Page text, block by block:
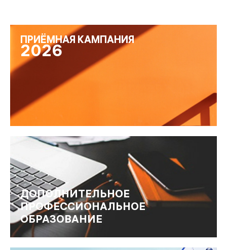
ПРИЁМНАЯ КАМПАНИЯ
2026
ДОПОЛНИТЕЛЬНОЕ
ПРОФЕССИОНАЛЬНОЕ
ОБРАЗОВАНИЕ